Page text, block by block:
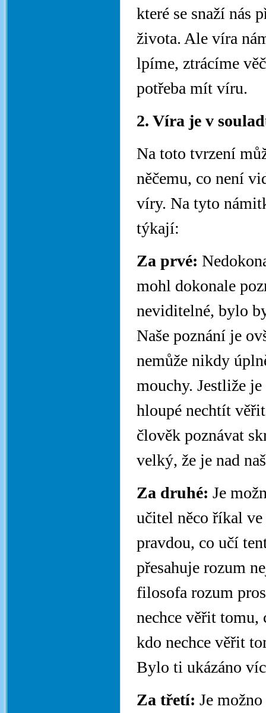
které se snaží nás
života. Ale víra
lpíme, ztrácíme
potřeba mít víru.
2. Víra je v
Na toto tvrzení
něčemu, co není
víry. Na tyto
týkají:
Za prvé:
mohl dokonale
neviditelné, bylo
Naše poznání je
nemůže nikdy
mouchy. Jestliže
hloupé nechtít
člověk poznávat
velký, že je nad
Za druhé: Je
učitel něco říkal
pravdou, co učí
přesahuje rozum
filosofa rozum
nechce věřit tomu,
kdo nechce věřit
Bylo ti ukázáno
Za třetí: Je